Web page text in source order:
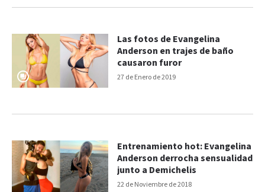
27 de Enero de 2019
Las fotos de Evangelina
Anderson en trajes de baño
causaron furor
22 de Noviembre de 2018
Entrenamiento hot: Evangelina
Anderson derrocha sensualidad
junto a Demichelis